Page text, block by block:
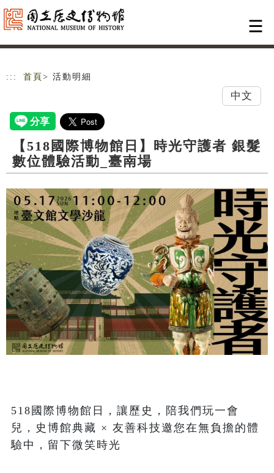
跳到主要內容
網站導覽
::: 首頁 > 活動明細
中文
【518國際博物館日】時光守護者 銀髮
數位體驗活動_臺南場
518國際博物館日，讓歷史，陪我們玩一會
兒，史博館典藏 × 友善科技邀您在無負擔的體